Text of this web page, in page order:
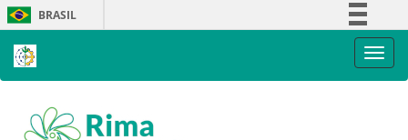
Skip
navigation
BRASIL